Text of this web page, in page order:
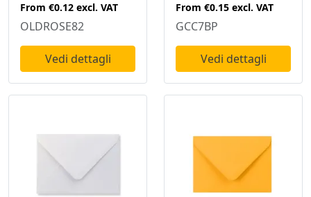
From €0.12 excl. VAT
OLDROSE82
Vedi dettagli
From €0.15 excl. VAT
GCC7BP
Vedi dettagli